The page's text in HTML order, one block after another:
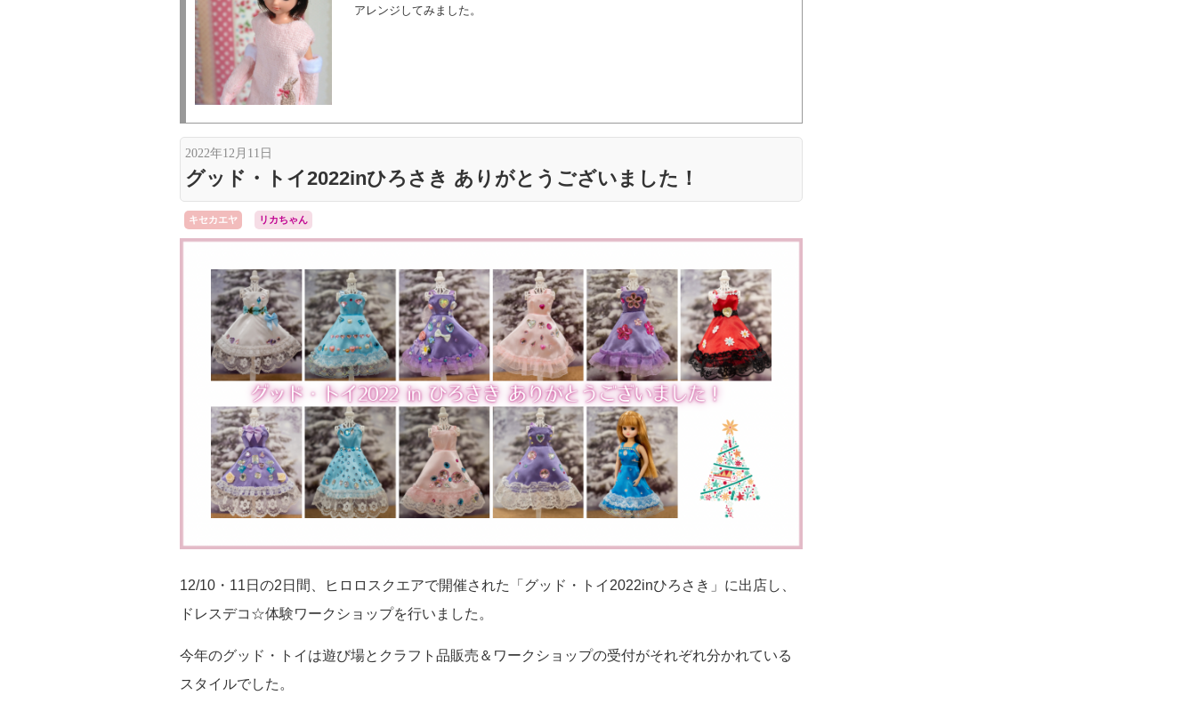
アレンジしてみました。
2022年12月11日
グッド・トイ2022inひろさき ありがとうございました！
キセカエヤ リカちゃん
12/10・11日の2日間、ヒロロスクエアで開催された「グッド・トイ2022inひろさき」に出店し、
ドレスデコ☆体験ワークショップを行いました。
今年のグッド・トイは遊び場とクラフト品販売＆ワークショップの受付がそれぞれ分かれている
スタイルでした。